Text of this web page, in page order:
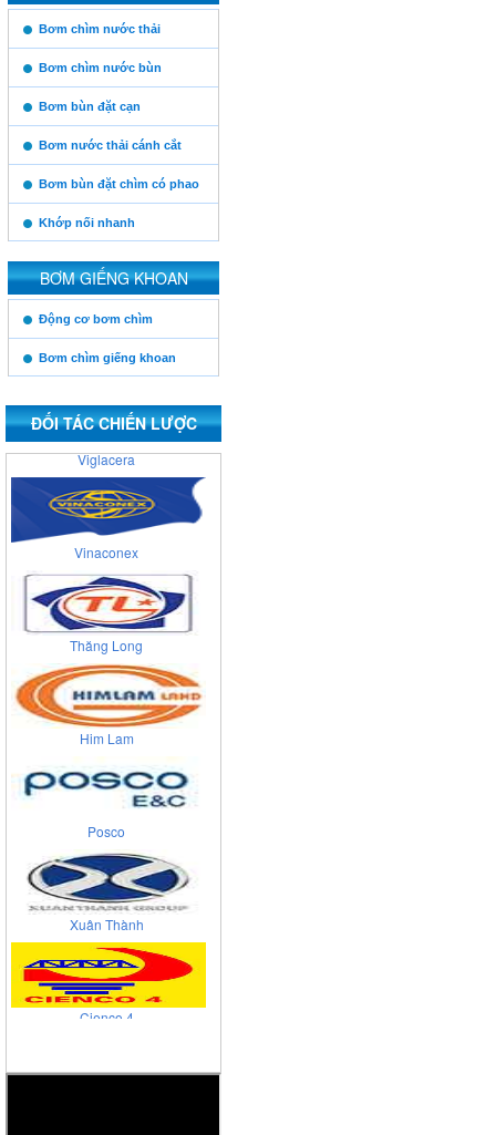
https:/www.high-
endrolex.com/13
Bơm chìm nước thải
Bơm chìm nước bùn
Bơm bùn đặt cạn
Bơm nước thải cánh cắt
Bơm bùn đặt chìm có phao
Khớp nối nhanh
BƠM GIẾNG KHOAN
https:/www.high-
endrolex.com/13
Động cơ bơm chìm
Bơm chìm giếng khoan
ĐỐI TÁC CHIẾN LƯỢC
Him Lam
Posco
Xuân Thành
Cienco 4
Viglacera
Vinaconex
Thăng Long
Him Lam
Xuân Thành
Cienco 4